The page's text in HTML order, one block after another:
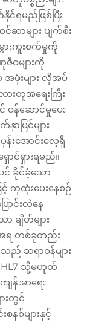
င်ရမည်ဖြစ်ပြီး
ာများ ပျက်စီး
မွှားကူးစက်မှုကို
ဝများကို
အဖုံးများ လိုအပ်
းတူအရေးကြီး
ဝန်ဆောင်မှုပေး
ာပြင်များ
ပုန်းအောင်းလေ့ရှိ
ာင်ရှားရမည်။
ခိုင်ခံ့သော
ထုံးပေးနေစဉ်
ာင်းလဲနေ
ချိတ်များ
ရ တစ်ခုတည်း
သည် ဆရာဝန်များ
HL7 သို့မဟုတ်
န်းမာရေး
းတွင်
စ်များနှင့်